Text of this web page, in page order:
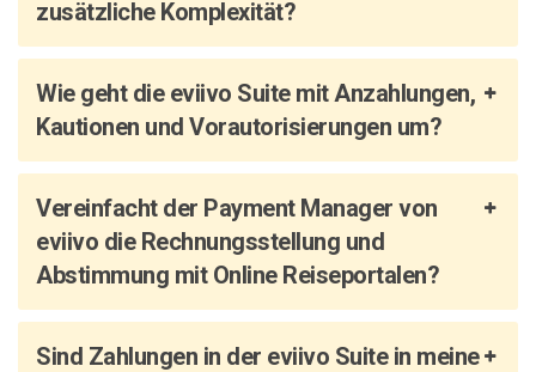
zusätzliche Komplexität?
Wie geht die eviivo Suite mit Anzahlungen,
Kautionen und Vorautorisierungen um?
Vereinfacht der Payment Manager von
eviivo die Rechnungsstellung und
Abstimmung mit Online Reiseportalen?
Sind Zahlungen in der eviivo Suite in meine